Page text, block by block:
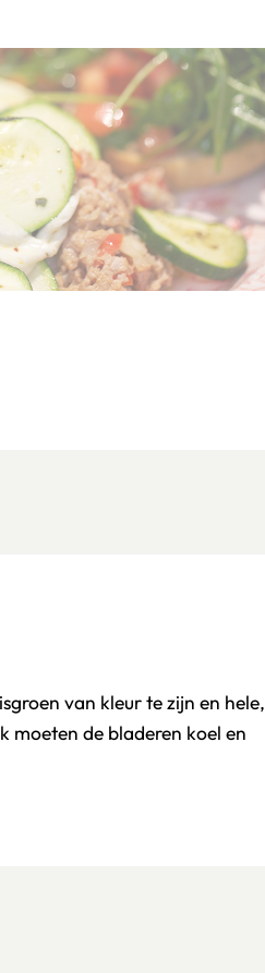
van kleur te zijn en hele,
moeten de bladeren koel en